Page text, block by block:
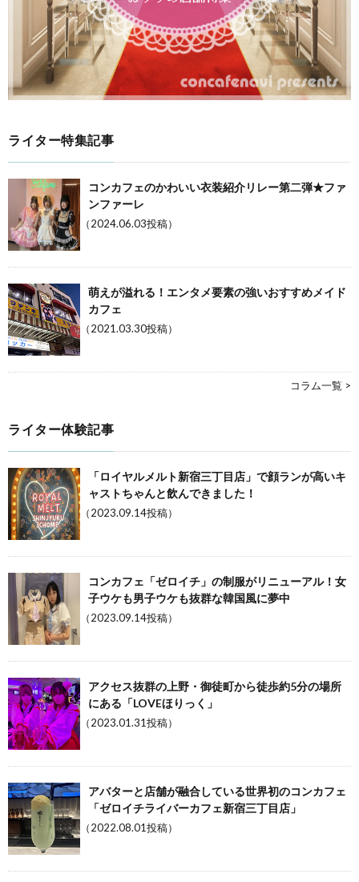
ライター特集記事
コンカフェのかわいい衣装紹介リレー第二弾★ファ
ンファーレ
（2024.06.03投稿）
萌えが溢れる！エンタメ要素の強いおすすめメイド
カフェ
（2021.03.30投稿）
コラム一覧 >
ライター体験記事
「ロイヤルメルト新宿三丁目店」で顔ランが高いキ
ャストちゃんと飲んできました！
（2023.09.14投稿）
コンカフェ「ゼロイチ」の制服がリニューアル！女
子ウケも男子ウケも抜群な韓国風に夢中
（2023.09.14投稿）
アクセス抜群の上野・御徒町から徒歩約5分の場所
にある「LOVEほりっく」
（2023.01.31投稿）
アバターと店舗が融合している世界初のコンカフェ
「ゼロイチライバーカフェ新宿三丁目店」
（2022.08.01投稿）